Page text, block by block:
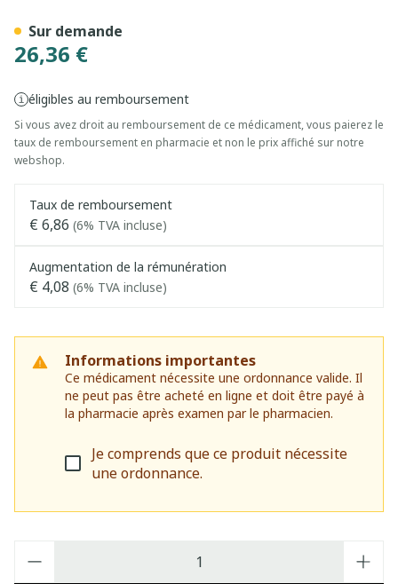
26,36 €
éligibles au remboursement
Si vous avez droit au remboursement de ce médicament, vous paierez le
taux de remboursement en pharmacie et non le prix affiché sur notre
webshop.
Taux de remboursement
€ 6,86 (6% TVA incluse)
Augmentation de la rémunération
€ 4,08 (6% TVA incluse)
Informations importantes
Ce médicament nécessite une ordonnance valide. Il
ne peut pas être acheté en ligne et doit être payé à
la pharmacie après examen par le pharmacien.
Je comprends que ce produit nécessite
une ordonnance.
Sur demande